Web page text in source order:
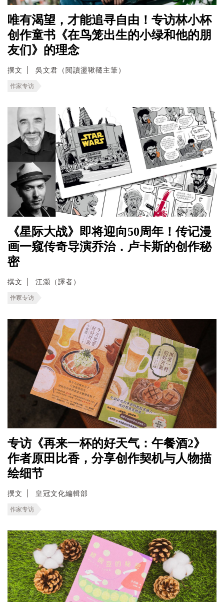
唯有渴望，才能追寻自由！专访林小杯
创作童书《在鸟笼出生的小绿和他的朋
友们》的理念
撰文 吳文君（閱讀盪鞦韆主筆）
作家专访
《星际大战》即将迎向50周年！传记漫
画一窥传奇导演乔治．卢卡斯的创作秘
密
撰文 江灝（譯者）
作家专访
专访《再来一杯的好天气：午餐酒2》
作者原田比香，分享创作契机与人物描
绘细节
撰文 皇冠文化編輯部
作家专访